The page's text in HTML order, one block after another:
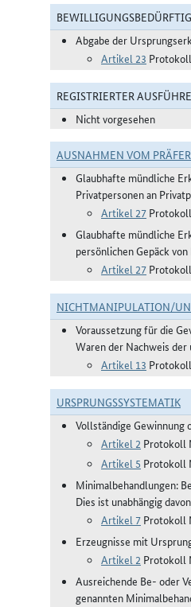
Abgabe der
Artikel 23
REGISTRIERTER
Nicht vorgesehen
AUSNAHMEN VOM
Glaubhafte mündliche
Privatpersonen an
Artikel 27
Glaubhafte mündliche
persönlichen Gepäck
Artikel 27
NICHTMANIPULATION/
Voraussetzung für die
Waren der Nachweis
Artikel 13
URSPRUNGSSYSTEMATIK
Vollständige Gewinnung
Artikel 2 Protokoll
Artikel 5 Protokoll
Minimalbehandlungen:
Dies ist unabhängig
Artikel 7 Protokoll
Erzeugnisse mit
Artikel 2 Protokoll
Ausreichende Be- oder
genannten